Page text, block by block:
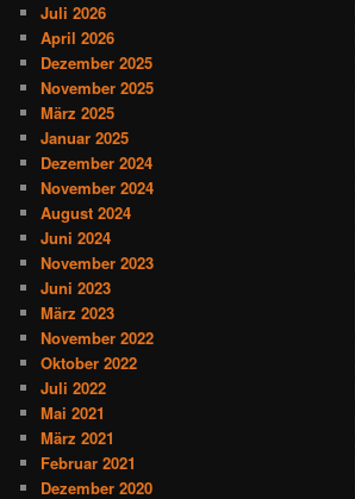
Juli 2026
April 2026
Dezember 2025
November 2025
März 2025
Januar 2025
Dezember 2024
November 2024
August 2024
Juni 2024
November 2023
Juni 2023
März 2023
November 2022
Oktober 2022
Juli 2022
Mai 2021
März 2021
Februar 2021
Dezember 2020